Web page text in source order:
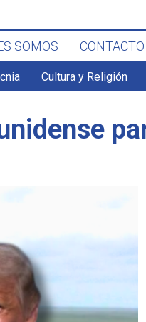
SOMOS CONTACTO
Cultura y Religión